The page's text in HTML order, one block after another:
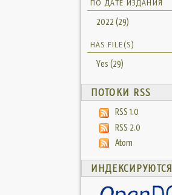
ПО ДАТЕ ИЗДАНИЯ
2022 (29)
HAS FILE(S)
Yes (29)
ПОТОКИ RSS
RSS 1.0
RSS 2.0
Atom
ИНДЕКСИРУЮТСЯ